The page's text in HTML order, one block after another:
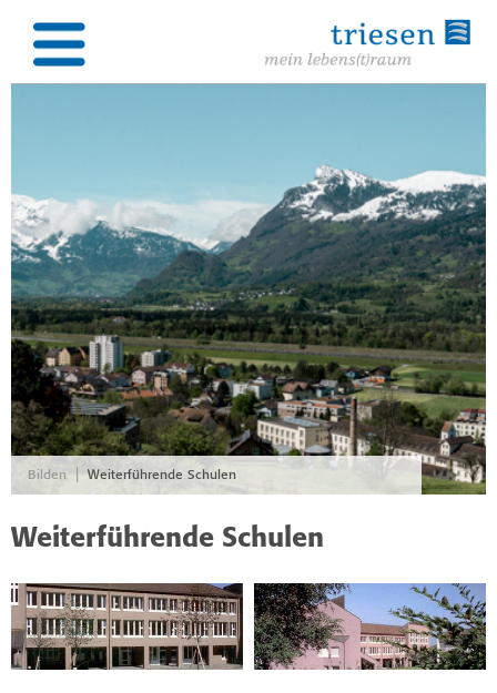
Bilden | Weiterführende Schulen
Weiterführende Schulen